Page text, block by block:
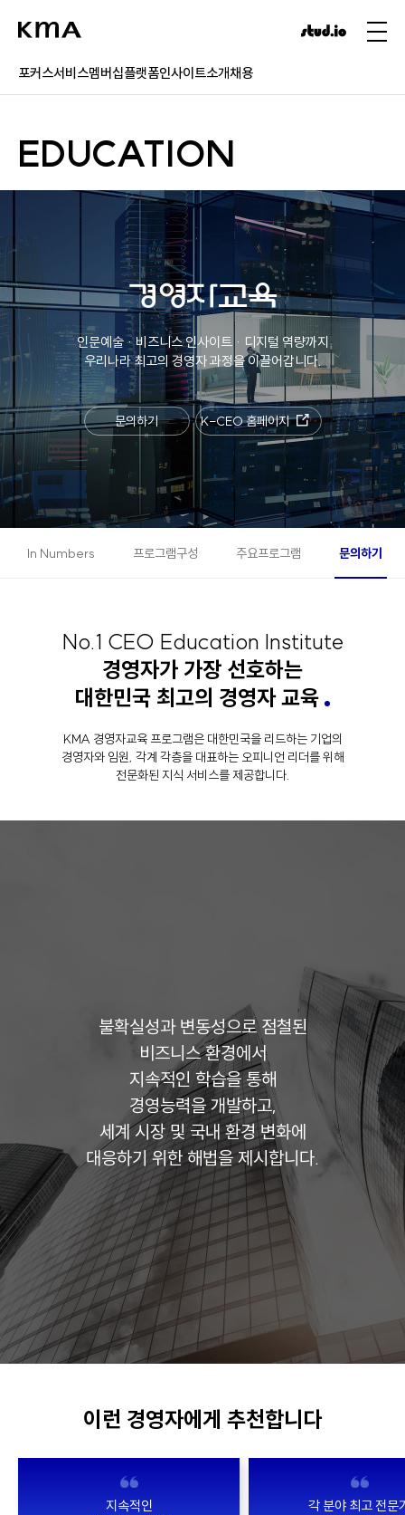
포커스서비스멤버십플랫폼인사이트소개채용
EDUCATION
경영자교육
인문예술 · 비즈니스 인사이트 · 디지털 역량까지
우리나라 최고의 경영자 과정을 이끌어갑니다.
문의하기 K-CEO 홈페이지
In Numbers 프로그램구성 주요프로그램 문의하기
No.1 CEO Education Institute
경영자가 가장 선호하는
대한민국 최고의 경영자 교육
KMA 경영자교육 프로그램은 대한민국을 리드하는 기업의
경영자와 임원, 각계 각층을 대표하는 오피니언 리더를 위해
전문화된 지식 서비스를 제공합니다.
불확실성과 변동성으로 점철된
비즈니스 환경에서
지속적인 학습을 통해
경영능력을 개발하고,
세계 시장 및 국내 환경 변화에
대응하기 위한 해법을 제시합니다.
이런 경영자에게 추천합니다
지속적인
각 분야 최고 전문